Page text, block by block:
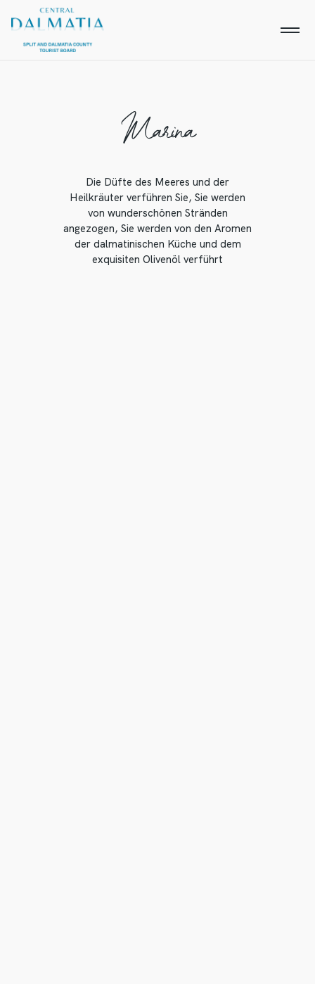
Marina
Die Düfte des Meeres und der
Heilkräuter verführen Sie, Sie werden
von wunderschönen Stränden
angezogen, Sie werden von den Aromen
der dalmatinischen Küche und dem
exquisiten Olivenöl verführt